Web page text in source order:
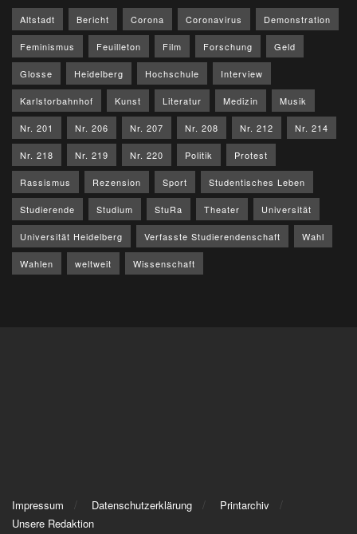
Altstadt Bericht Corona Coronavirus Demonstration
Feminismus Feuilleton Film Forschung Geld
Glosse Heidelberg Hochschule Interview
Karlstorbahnhof Kunst Literatur Medizin Musik
Nr. 201 Nr. 206 Nr. 207 Nr. 208 Nr. 212 Nr. 214
Nr. 218 Nr. 219 Nr. 220 Politik Protest
Rassismus Rezension Sport Studentisches Leben
Studierende Studium StuRa Theater Universität
Universität Heidelberg Verfasste Studierendenschaft Wahl
Wahlen weltweit Wissenschaft
Impressum Datenschutzerklärung
Printarchiv
Unsere Redaktion